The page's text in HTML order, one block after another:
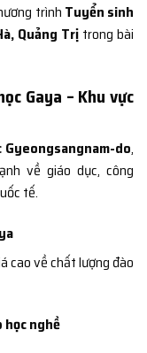
trình Tuyển sinh
Quảng Trị trong bài
Gaya – Khu vực
Gyeongsangnam-do,
về giáo dục, công
tế.
cao về chất lượng đào
nghề